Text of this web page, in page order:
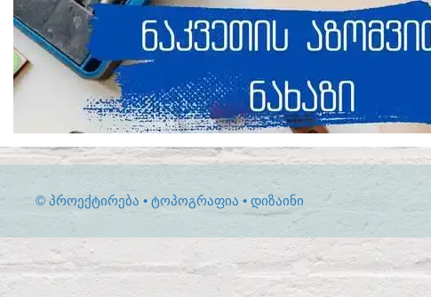
© ᲞᲠᲝᲔᲥᲢᲘᲠᲔᲑᲐ • ᲢᲝᲞᲝᲒᲠᲐᲤᲘᲐ • ᲓᲘᲖᲐᲘᲜᲘ